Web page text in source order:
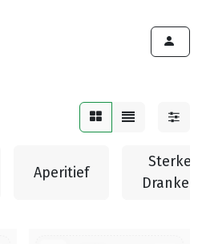
Aperitief
Sterke
Dranken